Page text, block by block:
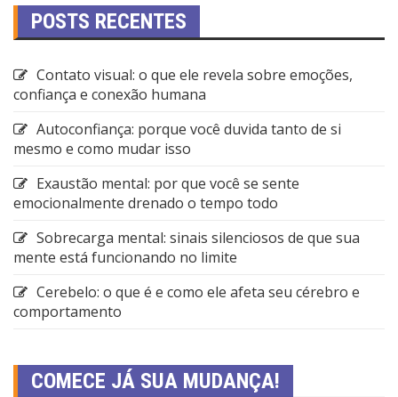
POSTS RECENTES
Contato visual: o que ele revela sobre emoções,
confiança e conexão humana
Autoconfiança: porque você duvida tanto de si
mesmo e como mudar isso
Exaustão mental: por que você se sente
emocionalmente drenado o tempo todo
Sobrecarga mental: sinais silenciosos de que sua
mente está funcionando no limite
Cerebelo: o que é e como ele afeta seu cérebro e
comportamento
COMECE JÁ SUA MUDANÇA!